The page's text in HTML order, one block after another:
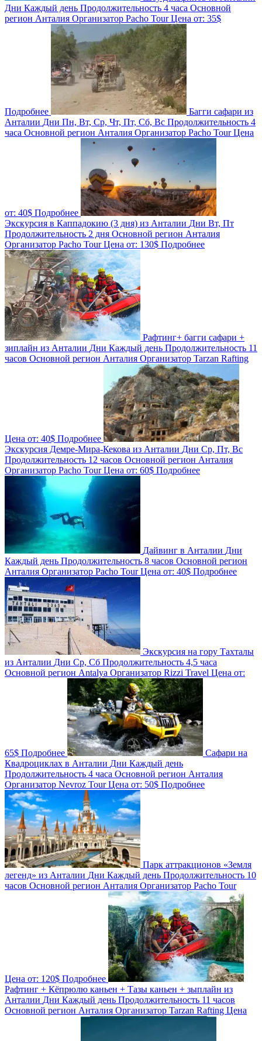
Дни Каждый день Продолжительность 4 часа Основной
регион Анталия Организатор Pacho TourЦена от: 35$
Подробнее
Багги сафари из
Анталии Дни Пн, Вт, Ср, Чт, Пт, Сб, Вс Продолжительность 4
часа Основной регион Анталия Организатор Pacho TourЦена
от: 40$ Подробнее
Экскурсия в Каппадокию (3 дня) из Анталии Дни Вт, Пт
Продолжительность 2 дня Основной регион Анталия
Организатор Pacho TourЦена от: 130$ Подробнее
Рафтинг+ багги сафари +
зиплайн из Анталии Дни Каждый день Продолжительность 11
часов Основной регион Анталия Организатор Tarzan Rafting
Цена от: 40$ Подробнее
Экскурсия Демре-Мира-Кекова из Анталии Дни Ср, Пт, Вс
Продолжительность 12 часов Основной регион Анталия
Организатор Pacho TourЦена от: 60$ Подробнее
Дайвинг в Анталии Дни
Каждый день Продолжительность 8 часов Основной регион
Анталия Организатор Pacho TourЦена от: 40$ Подробнее
Экскурсия на гору Тахталы
из Анталии Дни Ср, Сб Продолжительность 4,5 часа
Основной регион Antalya Организатор Rizzi Travel Цена от:
65$ Подробнее
Сафари на
Квадроциклах в Анталии Дни Каждый день
Продолжительность 4 часа Основной регион Анталия
Организатор Nevroz TourЦена от: 50$ Подробнее
Парк аттракционов «Земля
легенд» из Анталии Дни Каждый день Продолжительность 10
часов Основной регион Анталия Организатор Pacho Tour
Цена от: 120$ Подробнее
Рафтинг + Кёпрюлю каньен + Тазы каньен + зыплайн из
Анталии Дни Каждый день Продолжительность 11 часов
Основной регион Анталия Организатор Tarzan Rafting Цена